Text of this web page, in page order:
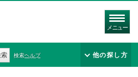
メニュー
検索ヘルプ 他の探し方